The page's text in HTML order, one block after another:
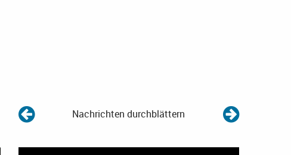
Nachrichten durchblättern